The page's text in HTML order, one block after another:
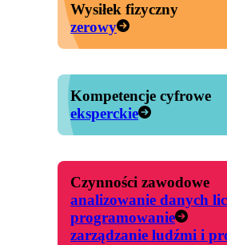
Wysiłek fizyczny
zerowy
Kompetencje cyfrowe
eksperckie
Czynności zawodowe
analizowanie danych
programowanie
zarządzanie ludźmi i